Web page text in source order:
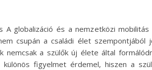
A globalizáció és a nemzetközi
csupán a családi élet
nemcsak a szülők új élete által
különös figyelmet érdemel, hiszen a